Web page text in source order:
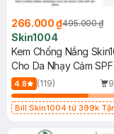
266.000 ₫495.000 ₫
Skin1004
Kem Chống Nắng
Cho Da Nhạy Cảm
50ml
4.8 (119)
Bill Skin1004 từ 399k
SPF 50+ 20ml (SL Có Hạn)